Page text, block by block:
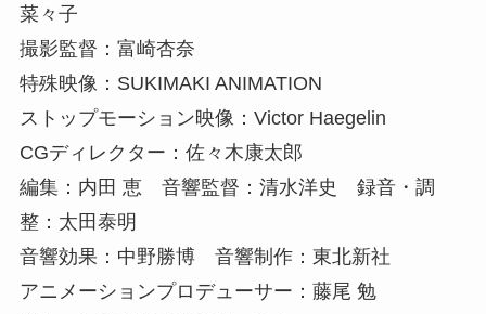
菜々子
撮影監督：富崎杏奈
特殊映像：SUKIMAKI ANIMATION
ストップモーション映像：Victor Haegelin
CGディレクター：佐々木康太郎
編集：内田 恵 音響監督：清水洋史 録音・調
整：太田泰明
音響効果：中野勝博 音響制作：東北新社
アニメーションプロデューサー：藤尾 勉